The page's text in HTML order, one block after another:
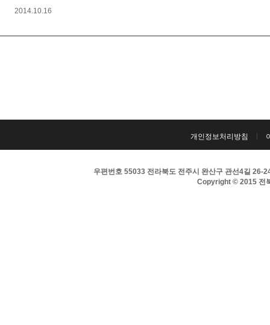
2014.10.16
개인정보처리방침
우편번호 55033 전라북도 전주시 완산구 관선4길
Copyright © 2015 전